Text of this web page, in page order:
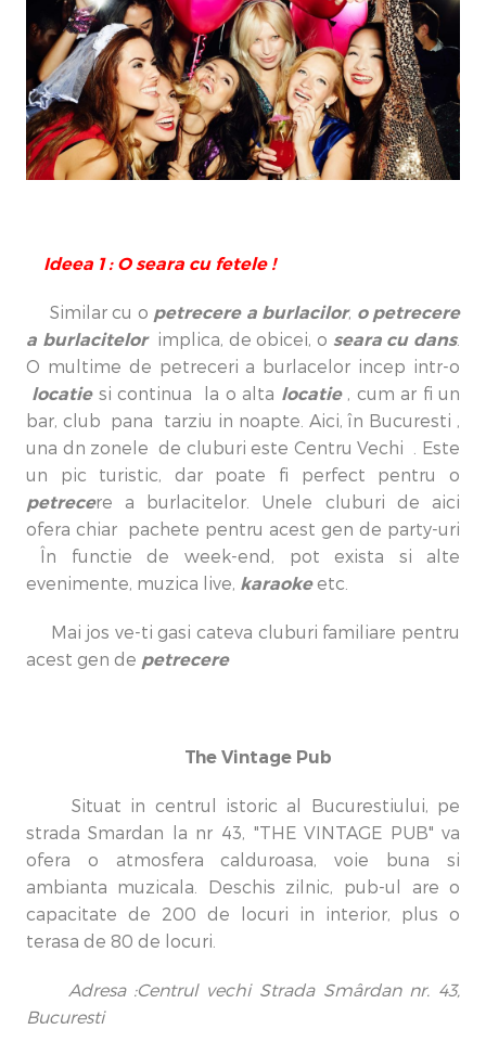
Ideea 1 : O seara cu fetele !
Similar cu o petrecere a burlacilor, o petrecere
a burlacitelorimplica, de obicei, o seara cu dans.
O multime de petreceri a burlacelor incep intr-o
locatie si continua la o alta locatie, cum ar fi un
bar, club pana tarziu in noapte. Aici, în Bucuresti ,
una dn zonele de cluburi este Centru Vechi . Este
un pic turistic, dar poate fi perfect pentru o
petrecere a burlacitelor. Unele cluburi de aici
ofera chiar pachete pentru acest gen de party-uri
În functie de week-end, pot exista si alte
evenimente, muzica live, karaokeetc.
Mai jos ve-ti gasi cateva cluburi familiare pentru
acest gen de petrecere
The Vintage Pub
Situat in centrul istoric al Bucurestiului, pe
strada Smardan la nr 43, "THE VINTAGE PUB" va
ofera o atmosfera calduroasa, voie buna si
ambianta muzicala. Deschis zilnic, pub-ul are o
capacitate de 200 de locuri in interior, plus o
terasa de 80 de locuri.
Adresa :Centrul vechi Strada Smârdan nr. 43,
Bucuresti